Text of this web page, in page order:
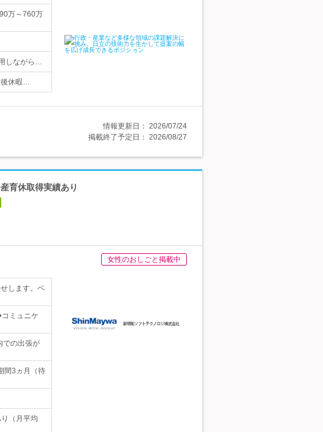
万～760万
しながら…
後休暇…
情報更新日： 2026/07/24
掲載終了予定日： 2026/08/27
育休取得実績あり
女性のおしごと掲載中
します。ベ
ミュニケ
での出張が
間3ヵ月（待
（月平均